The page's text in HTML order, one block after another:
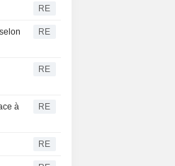
RE
RE
RE
à
RE
RE